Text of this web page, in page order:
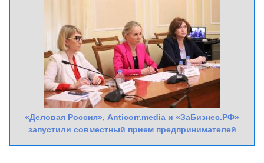
«Деловая Россия», Anticorr.media и «ЗаБизнес.РФ»
запустили совместный прием предпринимателей